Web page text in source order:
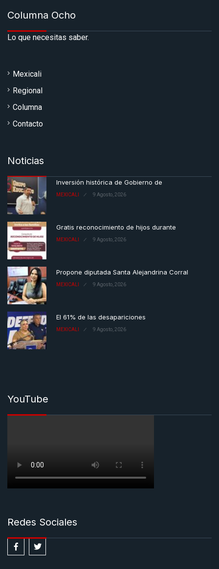
Columna Ocho
Lo que necesitas saber.
Mexicali
Regional
Columna
Contacto
Noticias
Inversión histórica de Gobierno de
MEXICALI 9 Agosto, 2026
Gratis reconocimiento de hijos durante
MEXICALI 9 Agosto, 2026
Propone diputada Santa Alejandrina Corral
MEXICALI 9 Agosto, 2026
El 61% de las desapariciones
MEXICALI 9 Agosto, 2026
YouTube
Redes Sociales